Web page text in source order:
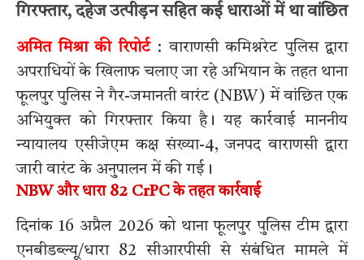
गिरफ्तार, दहेज उत्पीड़न सहित कई धाराओं में था वांछित
अमित मिश्रा की रिपोर्ट: वाराणसी कमिश्नरेट पुलिस द्वारा
अपराधियों के खिलाफ चलाए जा रहे अभियान के तहत थाना
फूलपुर पुलिस ने गैर-जमानती वारंट (NBW) में वांछित एक
अभियुक्त को गिरफ्तार किया है। यह कार्रवाई माननीय
न्यायालय एसीजेएम कक्ष संख्या-4, जनपद वाराणसी द्वारा
जारी वारंट के अनुपालन में की गई।
NBW और धारा 82 CrPC के तहत कार्रवाई
दिनांक 16 अप्रैल 2026 को थाना फूलपुर पुलिस टीम द्वारा
एनबीडब्ल्यू/धारा 82 सीआरपीसी से संबंधित मामले में